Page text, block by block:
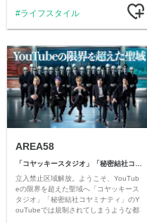
ライフスタイル
AREA58
立入禁止区域解放。ようこそ、YouTub
eの限界を超えた聖域へ「コヤッキース
タジオ」「秘密結社コヤミナティ」のY
ouTubeでは規制されてしまうような都